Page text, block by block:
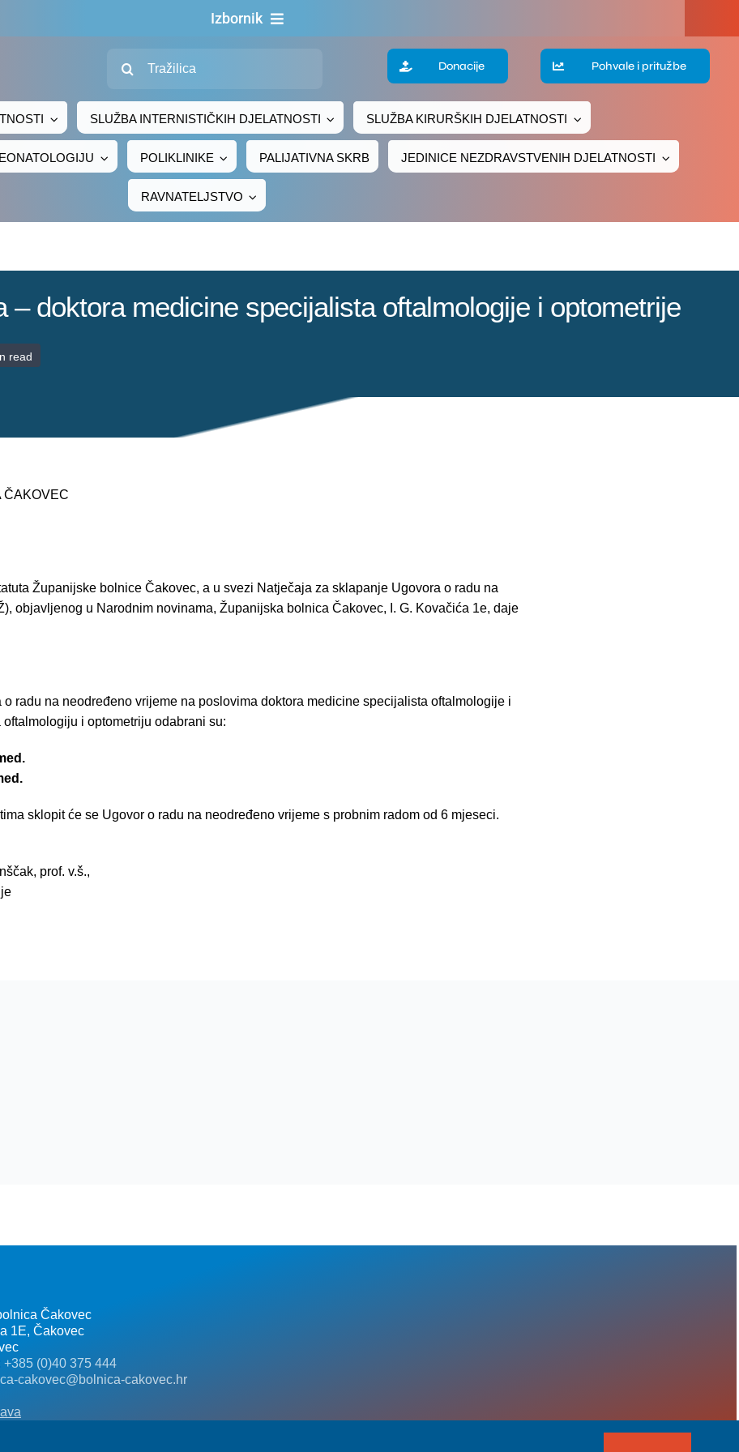
Izbornik
Za pacijente
Centralno naručivanje
Adresar
Donacije Pohvale i pritužbe
SLUŽBA INTERNISTIČKIH DJELATNOSTI SLUŽBA KIRURŠKIH DJELATNOSTI
POLIKLINIKE PALIJATIVNA SKRB JEDINICE NEZDRAVSTVENIH DJELATNOSTI
RAVNATELJSTVO
– doktora medicine specijalista oftalmologije i optometrije
read
ČAKOVEC
Županijske bolnice Čakovec, a u svezi Natječaja za sklapanje Ugovora o radu na
objavljenog u Narodnim novinama, Županijska bolnica Čakovec, I. G. Kovačića 1e, daje
radu na neodređeno vrijeme na poslovima doktora medicine specijalista oftalmologije i
i optometriju odabrani su:
sklopit će se Ugovor o radu na neodređeno vrijeme s probnim radom od 6 mjeseci.
prof. v.š.,
Čakovec
1E, Čakovec
+385 (0)40 375 444
cakovec@bolnica-cakovec.hr